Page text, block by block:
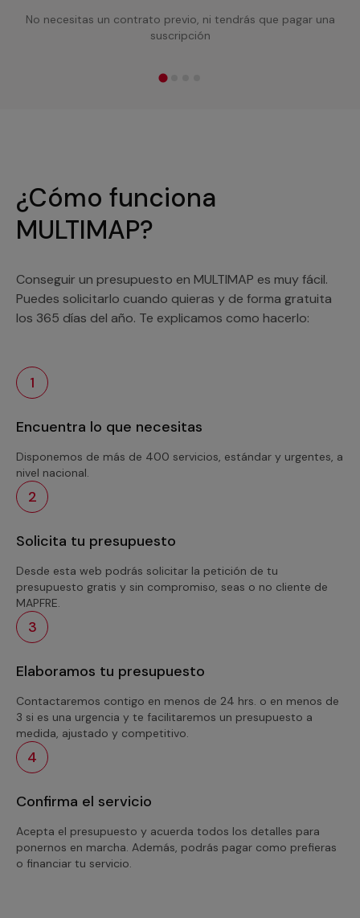
No necesitas un contrato previo, ni tendrás que pagar una
suscripción
¿Cómo funciona
MULTIMAP?
Conseguir un presupuesto en MULTIMAP es muy fácil.
Puedes solicitarlo cuando quieras y de forma gratuita
los 365 días del año. Te explicamos como hacerlo:
1
Encuentra lo que necesitas
Disponemos de más de 400 servicios, estándar y urgentes, a
nivel nacional.
2
Solicita tu presupuesto
Desde esta web podrás solicitar la petición de tu
presupuesto gratis y sin compromiso, seas o no cliente de
MAPFRE.
3
Elaboramos tu presupuesto
Contactaremos contigo en menos de 24 hrs. o en menos de
3 si es una urgencia y te facilitaremos un presupuesto a
medida, ajustado y competitivo.
4
Confirma el servicio
Acepta el presupuesto y acuerda todos los detalles para
ponernos en marcha. Además, podrás pagar como prefieras
o financiar tu servicio.